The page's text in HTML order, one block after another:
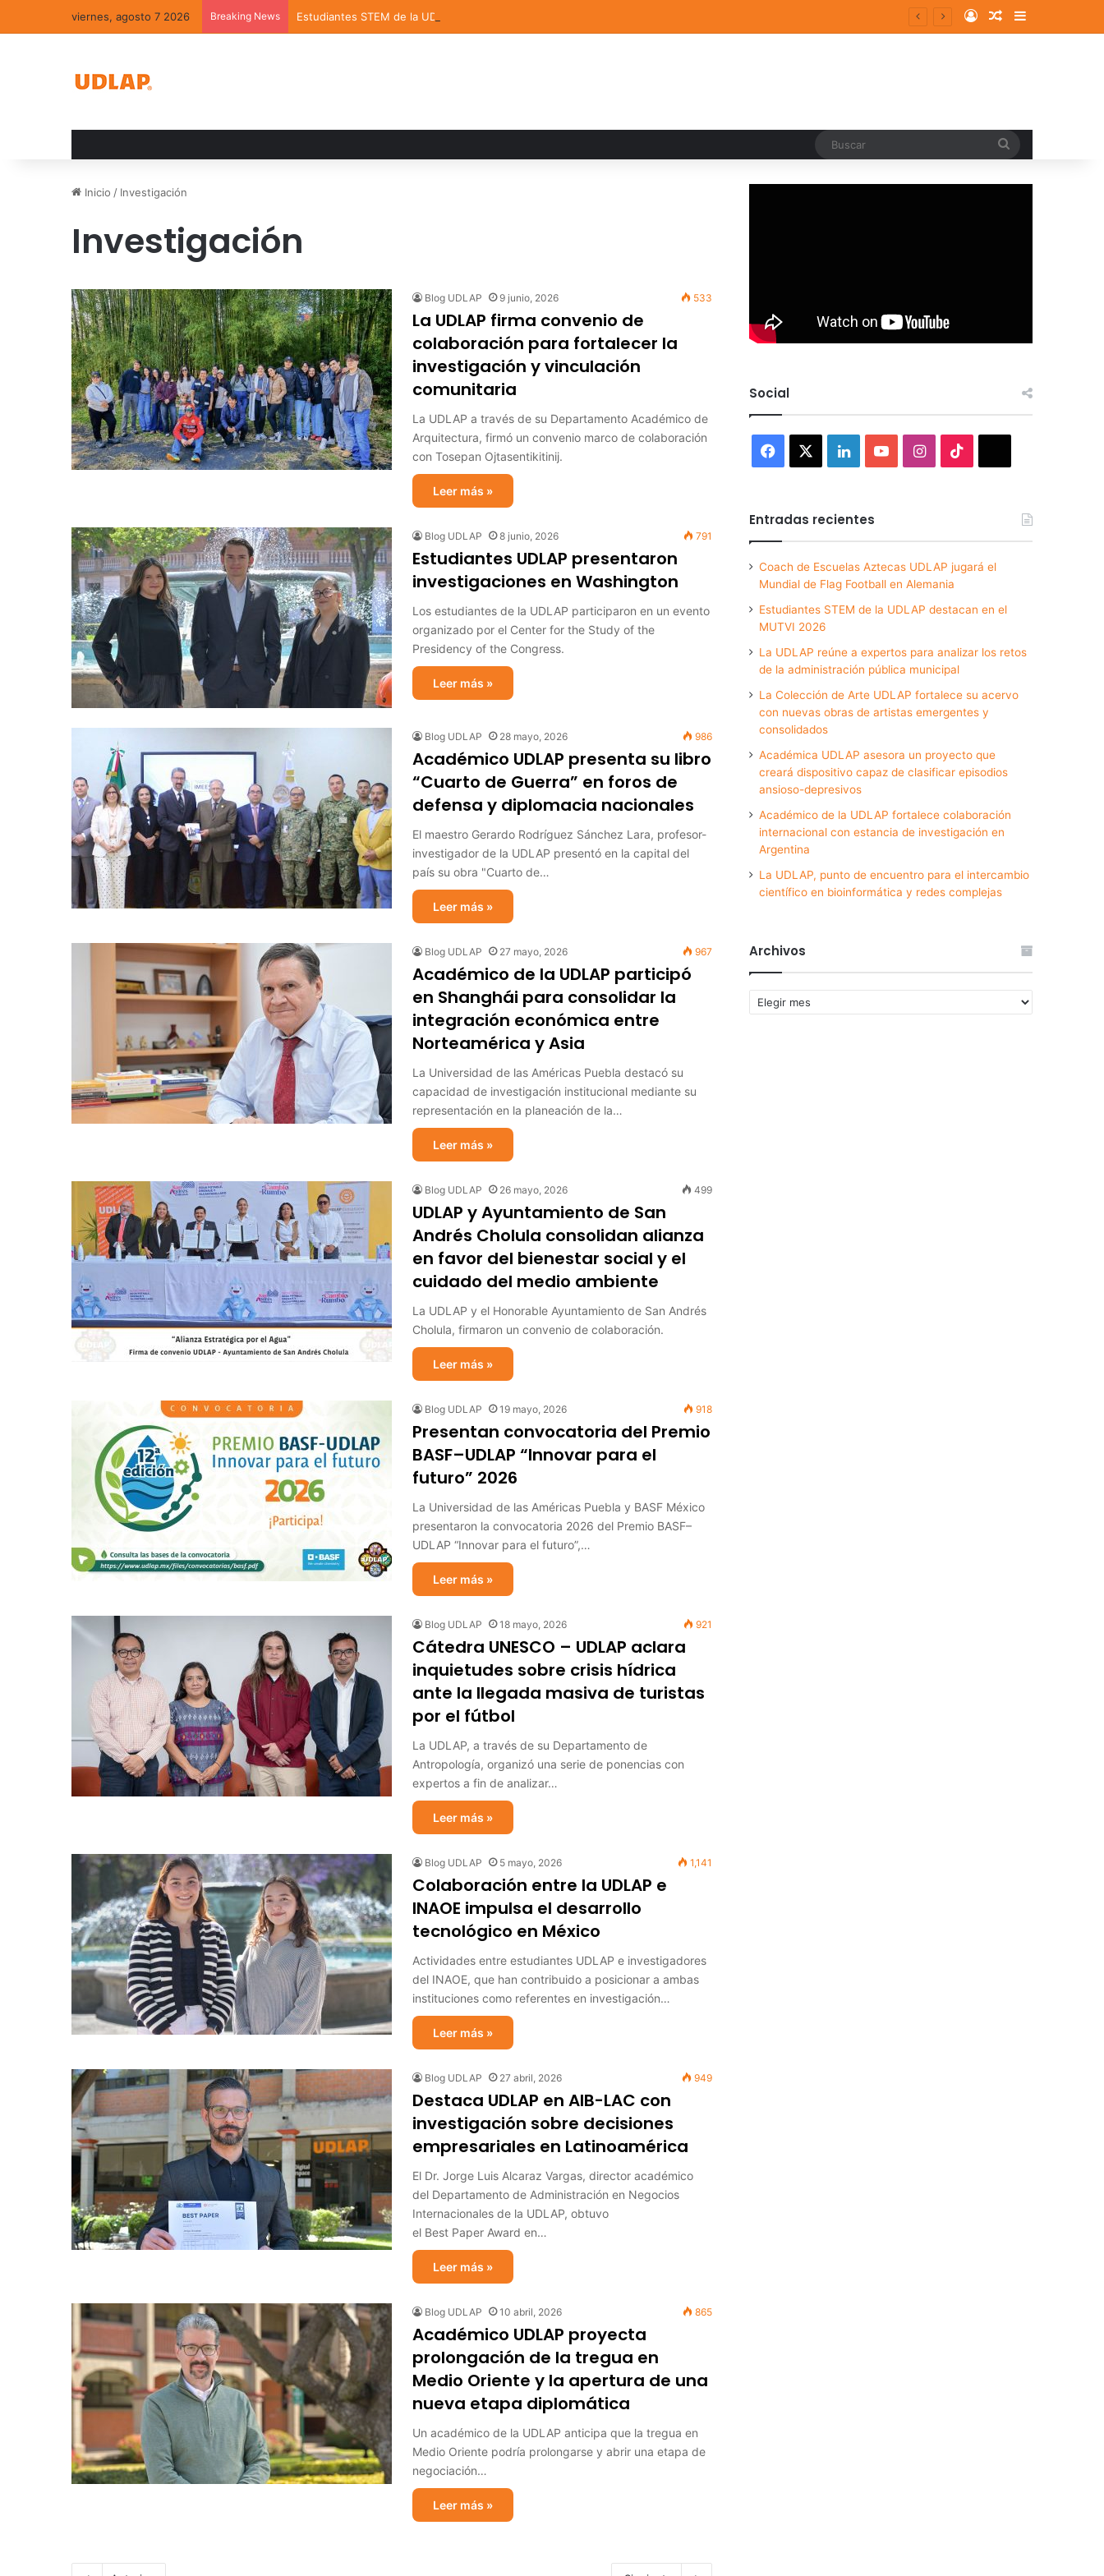
viernes, agosto 7 2026 Breaking News Estudiantes STEM de la UDLAP destacan en el MUTVI 2026 Log InRandom Article
Sidebar
Inicio / Investigación
Investigación
Blog UDLAP 9 junio, 2026 533
La UDLAP firma convenio de
colaboración para fortalecer la
investigación y vinculación
comunitaria
La UDLAP a través de su Departamento Académico de
Arquitectura, firmó un convenio marco de colaboración
con Tosepan Ojtasentikitinij.
Leer más »
Blog UDLAP 8 junio, 2026 791
Estudiantes UDLAP presentaron
investigaciones en Washington
Los estudiantes de la UDLAP participaron en un evento
organizado por el Center for the Study of the
Presidency of the Congress.
Leer más »
Blog UDLAP 28 mayo, 2026 986
Académico UDLAP presenta su libro
“Cuarto de Guerra” en foros de
defensa y diplomacia nacionales
El maestro Gerardo Rodríguez Sánchez Lara, profesor-
investigador de la UDLAP presentó en la capital del
país su obra "Cuarto de…
Leer más »
Blog UDLAP 27 mayo, 2026 967
Académico de la UDLAP participó
en Shanghái para consolidar la
integración económica entre
Norteamérica y Asia
La Universidad de las Américas Puebla destacó su
capacidad de investigación institucional mediante su
representación en la planeación de la…
Leer más »
Blog UDLAP 26 mayo, 2026 499
UDLAP y Ayuntamiento de San
Andrés Cholula consolidan alianza
en favor del bienestar social y el
cuidado del medio ambiente
La UDLAP y el Honorable Ayuntamiento de San Andrés
Cholula, firmaron un convenio de colaboración.
Leer más »
Blog UDLAP 19 mayo, 2026 918
Presentan convocatoria del Premio
BASF–UDLAP “Innovar para el
futuro” 2026
La Universidad de las Américas Puebla y BASF México
presentaron la convocatoria 2026 del Premio BASF–
UDLAP “Innovar para el futuro”,…
Leer más »
Blog UDLAP 18 mayo, 2026 921
Cátedra UNESCO – UDLAP aclara
inquietudes sobre crisis hídrica
ante la llegada masiva de turistas
por el fútbol
La UDLAP, a través de su Departamento de
Antropología, organizó una serie de ponencias con
expertos a fin de analizar…
Leer más »
Blog UDLAP 5 mayo, 2026 1,141
Colaboración entre la UDLAP e
INAOE impulsa el desarrollo
tecnológico en México
Actividades entre estudiantes UDLAP e investigadores
del INAOE, que han contribuido a posicionar a ambas
instituciones como referentes en investigación…
Leer más »
Blog UDLAP 27 abril, 2026 949
Destaca UDLAP en AIB-LAC con
investigación sobre decisiones
empresariales en Latinoamérica
El Dr. Jorge Luis Alcaraz Vargas, director académico
del Departamento de Administración en Negocios
Internacionales de la UDLAP, obtuvo
el Best Paper Award en…
Leer más »
Blog UDLAP 10 abril, 2026 865
Académico UDLAP proyecta
prolongación de la tregua en
Medio Oriente y la apertura de una
nueva etapa diplomática
Un académico de la UDLAP anticipa que la tregua en
Medio Oriente podría prolongarse y abrir una etapa de
negociación…
Leer más »
Social
Facebook LinkedInYouTubeInstagram
Entradas recientes
Coach de Escuelas Aztecas UDLAP jugará el
Mundial de Flag Football en Alemania
Estudiantes STEM de la UDLAP destacan en el
MUTVI 2026
La UDLAP reúne a expertos para analizar los retos
de la administración pública municipal
La Colección de Arte UDLAP fortalece su acervo
con nuevas obras de artistas emergentes y
consolidados
Académica UDLAP asesora un proyecto que
creará dispositivo capaz de clasificar episodios
ansioso-depresivos
Académico de la UDLAP fortalece colaboración
internacional con estancia de investigación en
Argentina
La UDLAP, punto de encuentro para el intercambio
científico en bioinformática y redes complejas
Archivos
Archivos